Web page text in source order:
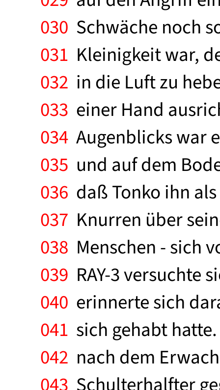
030 Schwäche noch
031 Kleinigkeit war,
032 in die Luft zu
033 einer Hand
034 Augenblicks war
035 und auf dem
036 daß Tonko ihn
037 Knurren über
038 Menschen - sich
039 RAY-3 versuchte
040 erinnerte sich
041 sich gehabt
042 nach dem